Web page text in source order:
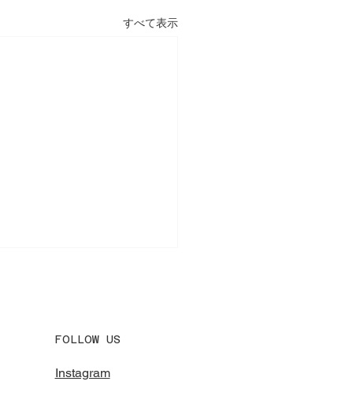
すべて表示
FOLLOW US
Instagram